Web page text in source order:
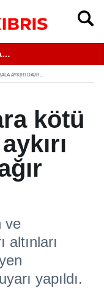
AYKIRI DAVR...
kötü
ve
altınları
yapıldı.